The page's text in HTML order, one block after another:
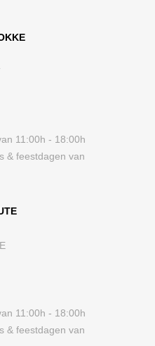
11:00h - 18:00h
& feestdagen van
11:00h - 18:00h
& feestdagen van